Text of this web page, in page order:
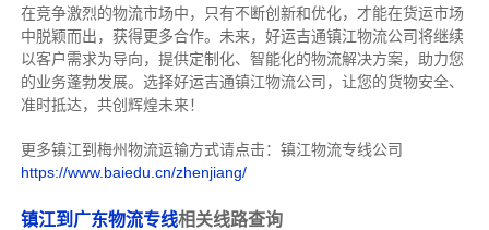
在竞争激烈的物流市场中，只有不断创新和优化，才能在货运市场
中脱颖而出，获得更多合作。 未来，好运吉通镇江物流公司将继续
以客户需求为导向，提供定制化、智能化的物流解决方案，助力您
的业务蓬勃发展。选择好运吉通镇江物流公司，让您的货物安全、
准时抵达，共创辉煌未来！
更多镇江到梅州物流运输方式请点击：镇江物流专线公司
https://www.baiedu.cn/zhenjiang/
镇江到广东物流专线相关线路查询